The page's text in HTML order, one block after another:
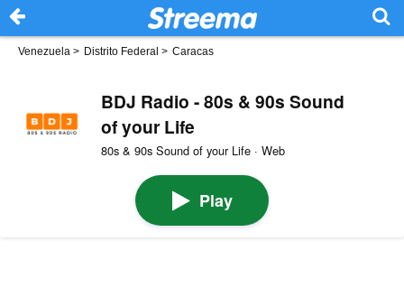
Venezuela > Distrito Federal > Caracas
BDJ Radio - 80s & 90s Sound
of your Life
80s & 90s Sound of your Life · Web
Play